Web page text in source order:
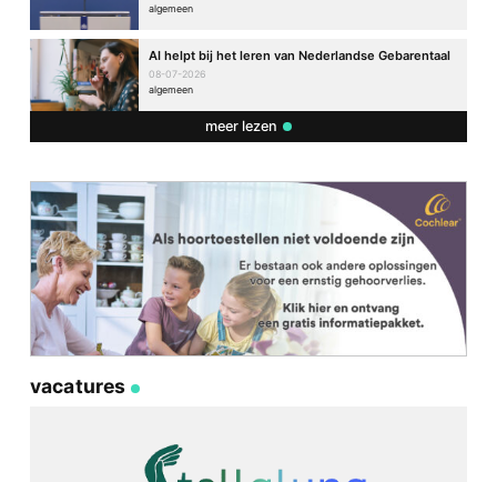
algemeen
AI helpt bij het leren van Nederlandse Gebarentaal
08-07-2026
algemeen
meer lezen
vacatures